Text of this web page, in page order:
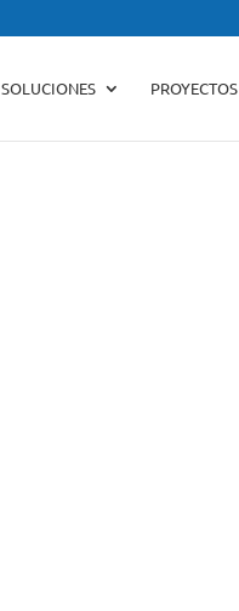
SOLUCIONES PROYECTOS